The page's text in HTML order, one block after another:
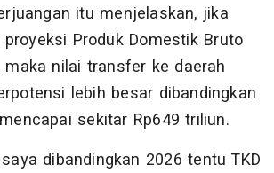
itu menjelaskan, jika
Produk Domestik Bruto
maka nilai transfer ke daerah
lebih besar dibandingkan
sekitar Rp649 triliun.
dibandingkan 2026 tentu TKD